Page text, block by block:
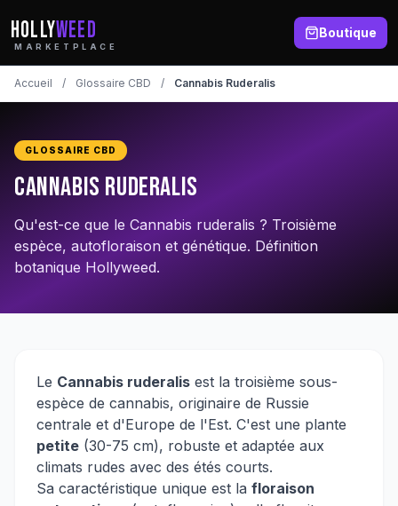
HOLLYWEED
MARKETPLACE
Boutique
Accueil / Glossaire CBD / Cannabis Ruderalis
GLOSSAIRE CBD
Cannabis Ruderalis
Qu'est-ce que le Cannabis ruderalis ? Troisième
espèce, autofloraison et génétique. Définition
botanique Hollyweed.
Le Cannabis ruderalis est la troisième sous-
espèce de cannabis, originaire de Russie
centrale et d'Europe de l'Est. C'est une plante
petite (30-75 cm), robuste et adaptée aux
climats rudes avec des étés courts.
Sa caractéristique unique est la floraison